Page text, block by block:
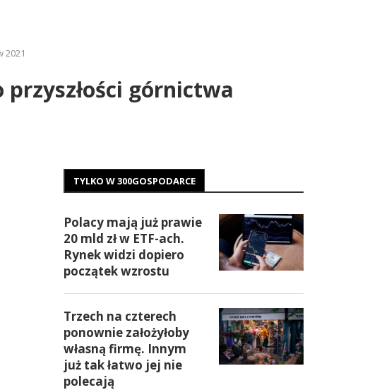
2021
przyszłości górnictwa
TYLKO W 300GOSPODARCE
Polacy mają już prawie
20 mld zł w ETF-ach.
Rynek widzi dopiero
początek wzrostu
Trzech na czterech
ponownie założyłoby
własną firmę. Innym
już tak łatwo jej nie
polecają